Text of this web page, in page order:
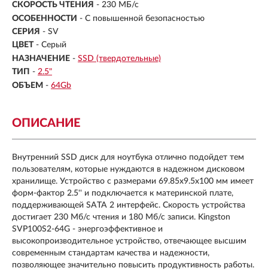
СКОРОСТЬ ЧТЕНИЯ - 230 МБ/с
ОСОБЕННОСТИ - С повышенной безопасностью
СЕРИЯ - SV
ЦВЕТ - Серый
НАЗНАЧЕНИЕ - SSD (твердотельные)
ТИП - 2.5"
ОБЪЕМ - 64Gb
ОПИСАНИЕ
Внутренний SSD диск для ноутбука отлично подойдет тем
пользователям, которые нуждаются в надежном дисковом
хранилище. Устройство с размерами 69.85x9.5x100 мм имеет
форм-фактор 2.5'' и подключается к материнской плате,
поддерживающей SATA 2 интерфейс. Скорость устройства
достигает 230 Мб/с чтения и 180 Мб/с записи. Kingston
SVP100S2-64G - энергоэффективное и
высокопроизводительное устройство, отвечающее высшим
современным стандартам качества и надежности,
позволяющее значительно повысить продуктивность работы.